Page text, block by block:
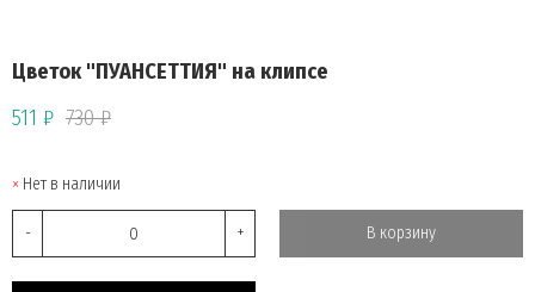
Цветок "ПУАНСЕТТИЯ" на клипсе
511 ₽ 730 ₽
Нет в наличии
- + В корзину